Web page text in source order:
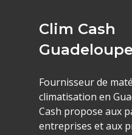
Clim Cash
Guadeloupe
Fournisseur de
climatisation en
Cash propose aux
entreprises et aux